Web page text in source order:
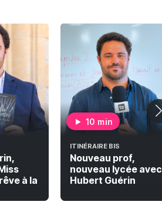
à la
10 min
ITINÉRAIRE BIS
Nouveau prof,
nouveau lycée avec
Hubert Guérin